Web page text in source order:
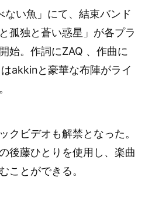
ない魚」にて、結束バンド
孤独と蒼い惑星」が各プラ
始。作詞にZAQ 、作曲に
akkinと豪華な布陣がライ
クビデオも解禁となった。
後藤ひとりを使用し、楽曲
ことができる。